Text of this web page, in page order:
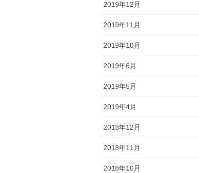
2019年12月
2019年11月
2019年10月
2019年6月
2019年5月
2019年4月
2018年12月
2018年11月
2018年10月